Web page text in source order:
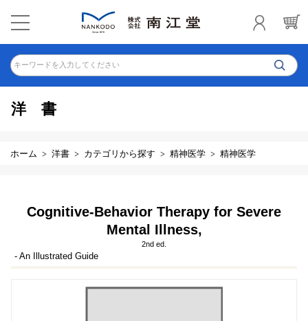
キーワードを入力してください
洋書
ホーム 洋書 カテゴリから探す 精神医学 精神医学
Cognitive-Behavior Therapy for Severe
Mental Illness,
2nd ed.
- An Illustrated Guide